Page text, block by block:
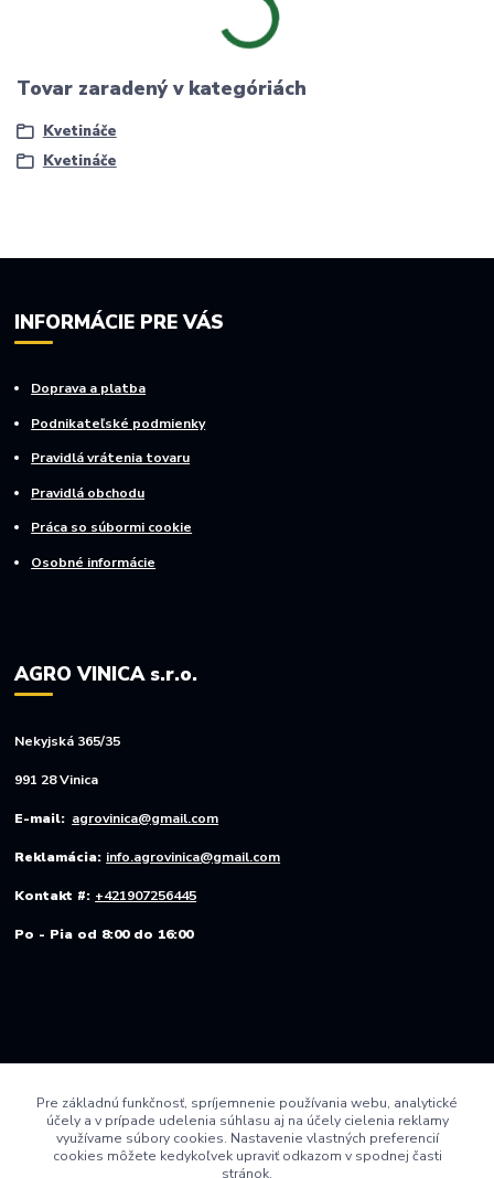
Tovar zaradený v kategóriách
Kvetináče
Kvetináče
INFORMÁCIE PRE VÁS
Doprava a platba
Podnikateľské podmienky
Pravidlá vrátenia tovaru
Pravidlá obchodu
Práca so súbormi cookie
Osobné informácie
AGRO VINICA s.r.o.
Nekyjská 365/35
991 28 Vinica
E-mail: agrovinica@gmail.com
Reklamácia: info.agrovinica@gmail.com
Kontakt #: +421907256445
Po - Pia od 8:00 do 16:00
Pre základnú funkčnosť, spríjemnenie používania webu, analytické
účely a v prípade udelenia súhlasu aj na účely cielenia reklamy
využívame súbory cookies. Nastavenie vlastných preferencií
cookies môžete kedykoľvek upraviť odkazom v spodnej časti
stránok.